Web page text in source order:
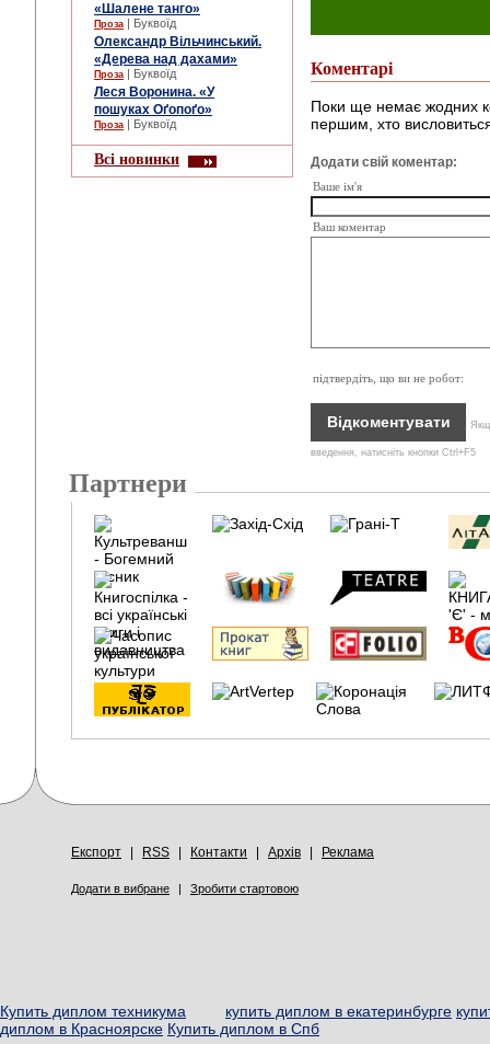
«Шалене танго»
Проза | Буквоїд
Олександр Вільчинський.
«Дерева над дахами»
Проза | Буквоїд
Леся Воронина. «У
пошуках Оґопоґо»
Проза | Буквоїд
Всі новинки
Коментарі
Поки ще немає жодних
першим, хто
Додати свій коментар:
Ваше ім'я
Ваш коментар
підтвердіть, що ви не робот:
введення, натисніть кнопки Ctrl+F5
Партнери
Експорт RSS Контакти Архів Реклама
Додати в вибране | Зробити стартовою
Купить диплом техникума купить диплом в екатеринбурге
диплом в Красноярске Купить диплом в Спб